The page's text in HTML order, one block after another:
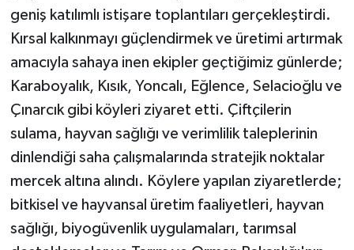
geniş katılımlı istişare toplantıları gerçekleştirdi.
Kırsal kalkınmayı güçlendirmek ve üretimi artırmak
amacıyla sahaya inen ekipler geçtiğimiz günlerde;
Karaboyalık, Kısık, Yoncalı, Eğlence, Selacioğlu ve
Çınarcık gibi köyleri ziyaret etti. Çiftçilerin
sulama, hayvan sağlığı ve verimlilik taleplerinin
dinlendiği saha çalışmalarında stratejik noktalar
mercek altına alındı. Köylere yapılan ziyaretlerde;
bitkisel ve hayvansal üretim faaliyetleri, hayvan
sağlığı, biyogüvenlik uygulamaları, tarımsal